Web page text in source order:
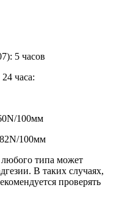
5 часов
часа:
100мм
100мм
типа может
В таких случаях,
проверять